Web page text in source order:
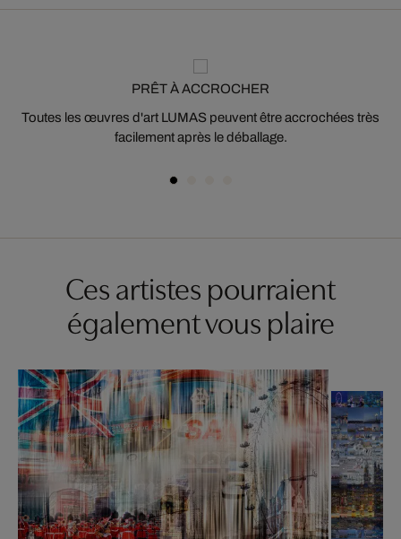
PRÊT À ACCROCHER
Toutes les œuvres d'art LUMAS peuvent être accrochées très
facilement après le déballage.
Ces artistes pourraient
également vous plaire